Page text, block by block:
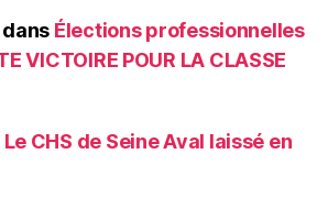
Élections professionnelles
VICTOIRE POUR LA CLASSE
Le CHS de Seine Aval laissé en